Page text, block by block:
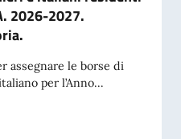
2026-2027.
assegnare le borse di
per l’Anno...